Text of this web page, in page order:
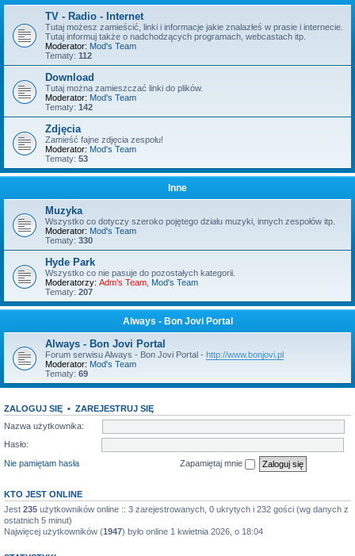
TV - Radio - Internet
Tutaj możesz zamieścić, linki i informacje jakie znalazłeś w prasie i internecie.
Tutaj informuj także o nadchodzących programach, webcastach itp.
Moderator: Mod's Team
Tematy: 112
Download
Tutaj można zamieszczać linki do plików.
Moderator: Mod's Team
Tematy: 142
Zdjęcia
Zamieść fajne zdjęcia zespołu!
Moderator: Mod's Team
Tematy: 53
Inne
Muzyka
Wszystko co dotyczy szeroko pojętego działu muzyki, innych zespołów itp.
Moderator: Mod's Team
Tematy: 330
Hyde Park
Wszystko co nie pasuje do pozostałych kategorii.
Moderatorzy: Adm's Team Mod's Team
Tematy: 207
Always - Bon Jovi Portal
Always - Bon Jovi Portal
Forum serwisu Always - Bon Jovi Portal - http://www.bonjovi.pl
Moderator: Mod's Team
Tematy: 69
ZALOGUJ SIĘ • ZAREJESTRUJ SIĘ
Nazwa użytkownika:
Hasło:
Nie pamiętam hasła
Zapamiętaj mnie
KTO JEST ONLINE
Jest 235 użytkowników online :: 3 zarejestrowanych, 0 ukrytych i 232 gości (wg danych z
ostatnich 5 minut)
Najwięcej użytkowników (1947) było online 1 kwietnia 2026, o 18:04